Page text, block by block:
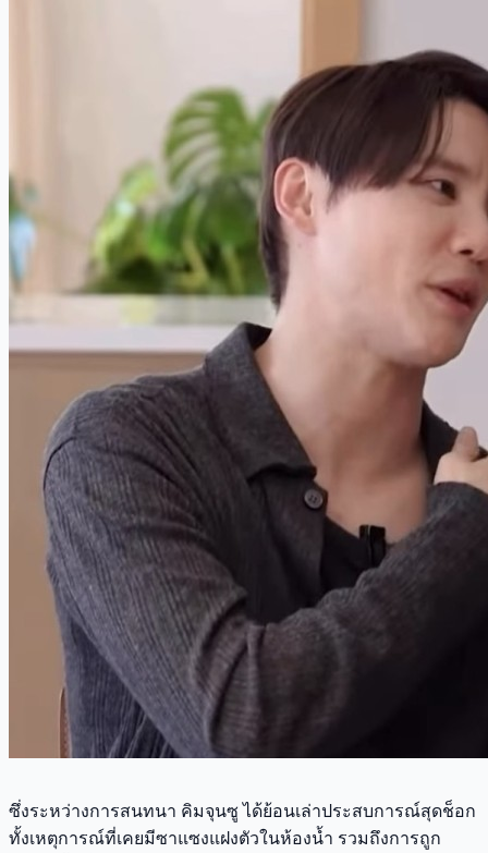
ซึ่งระหว่างการสนทนา คิมจุนซู ได้ย้อนเล่าประสบการณ์สุดช็อก
ทั้งเหตุการณ์ที่เคยมีซาแซงแฝงตัวในห้องน้ำ รวมถึงการถูก